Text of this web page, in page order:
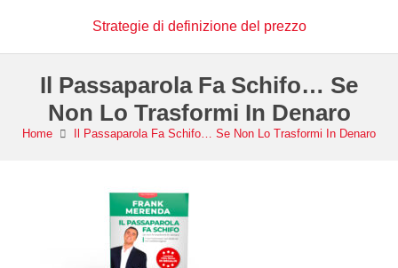
Strategie di definizione del prezzo
Il Passaparola Fa Schifo… Se
Non Lo Trasformi In Denaro
Home Il Passaparola Fa Schifo… Se Non Lo Trasformi In Denaro